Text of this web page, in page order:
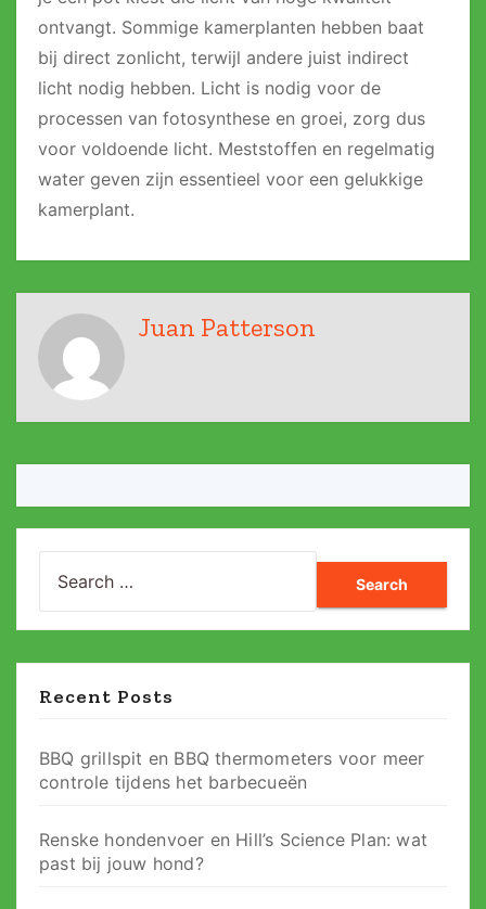
ontvangt. Sommige kamerplanten hebben baat
bij direct zonlicht, terwijl andere juist indirect
licht nodig hebben. Licht is nodig voor de
processen van fotosynthese en groei, zorg dus
voor voldoende licht. Meststoffen en regelmatig
water geven zijn essentieel voor een gelukkige
kamerplant.
Juan Patterson
for:
Recent Posts
BBQ grillspit en BBQ thermometers voor meer
controle tijdens het barbecueën
Renske hondenvoer en Hill’s Science Plan: wat
past bij jouw hond?